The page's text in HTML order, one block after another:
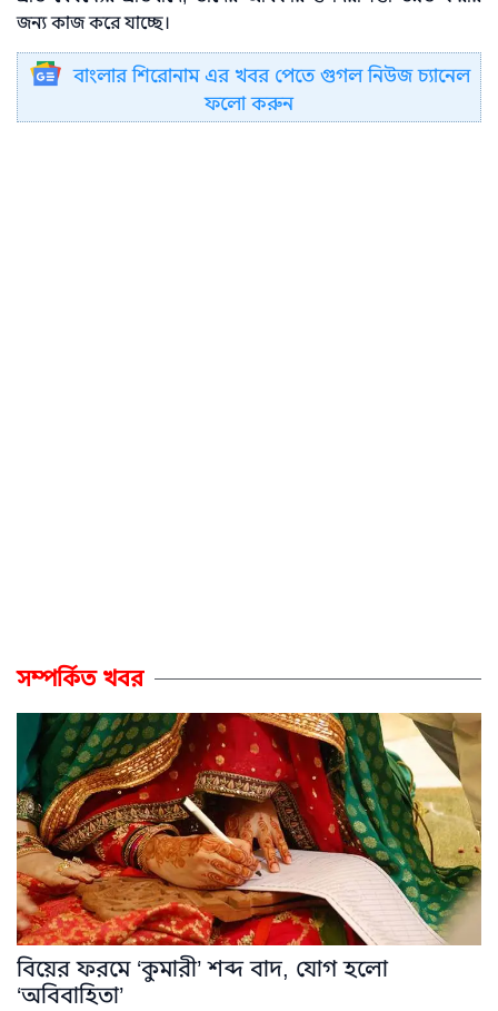
জন্য কাজ করে যাচ্ছে।
বাংলার শিরোনাম এর খবর পেতে গুগল নিউজ চ্যানেল
ফলো করুন
সম্পর্কিত খবর
বিয়ের ফরমে ‘কুমারী’ শব্দ বাদ, যোগ হলো
‘অবিবাহিতা’